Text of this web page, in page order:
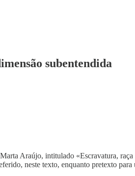
subentendida
Araújo, intitulado «Escravatura,
neste texto, enquanto pretexto